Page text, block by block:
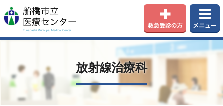
放射線治療科